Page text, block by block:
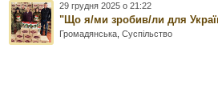
29 грудня 2025 о 21:22
"Що я/ми зробив/ли для
Громадянська ,Суспільство